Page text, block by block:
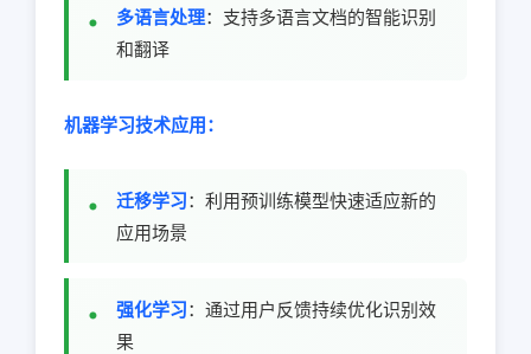
多语言处理：支持多语言文档的智能识别
和翻译
机器学习技术应用：
迁移学习：利用预训练模型快速适应新的
应用场景
强化学习：通过用户反馈持续优化识别效
果